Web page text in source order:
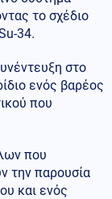
το σχέδιο
34.
στο
ενός βαρέος
που
που
την παρουσία
και ενός